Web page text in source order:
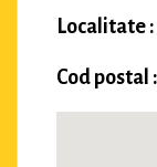
Localitate
Cod postal